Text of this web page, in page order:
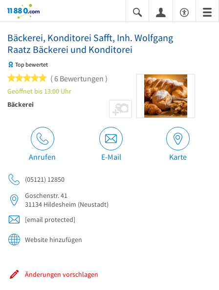
11880.com
Bäckerei, Konditorei Safft, Inh. Wolfgang
Raatz Bäckerei und Konditorei
Top bewertet
5 von 5 Sternen
6 Bewertungen
Geöffnet bis 13:00 Uhr
Bäckerei
Anrufen E-Mail Karte
(05121) 12850
Goschenstr. 41
31134 Hildesheim (Neustadt)
[email protected]
Website hinzufügen
Änderungen vorschlagen